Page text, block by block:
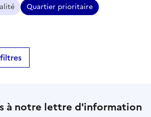
Quartier prioritaire
à notre lettre d'information